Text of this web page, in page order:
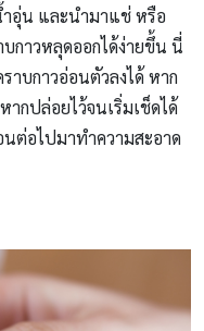
อุ่น และนำมาแช่ หรือ
บกาวหลุดออกได้ง่ายขึ้น นี่
บกาวอ่อนตัวลงได้ หาก
กปล่อยไว้จนเริ่มเช็ดได้
ต่อไปมาทำความสะอาด